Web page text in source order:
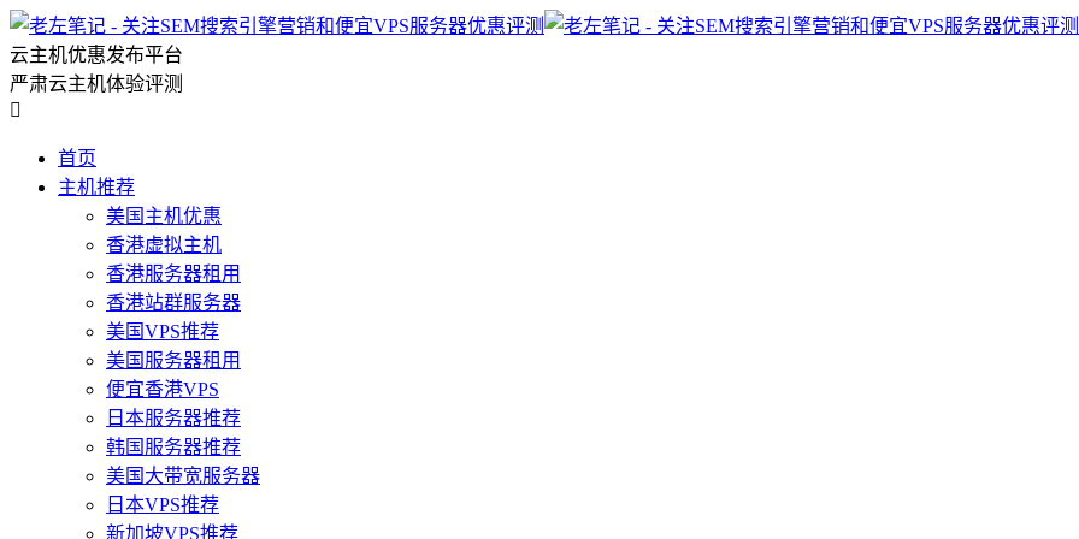
云主机优惠发布平台
严肃云主机体验评测

首页
主机推荐
美国主机优惠
香港虚拟主机
香港服务器租用
香港站群服务器
美国VPS推荐
美国服务器租用
便宜香港VPS
日本服务器推荐
韩国服务器推荐
美国大带宽服务器
日本VPS推荐
新加坡VPS推荐